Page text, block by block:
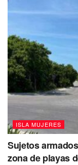
ISLA MUJERES
Sujetos
zona de playas